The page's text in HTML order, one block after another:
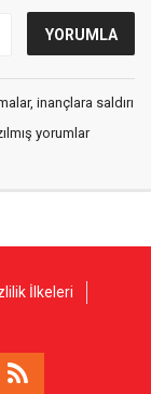
inançlara saldırı
yorumlar
İlkeleri